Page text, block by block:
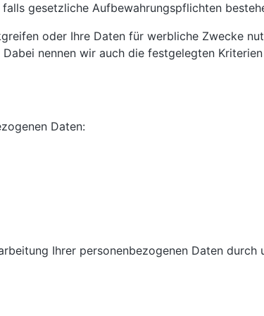
gesetzliche Aufbewahrungspflichten
oder Ihre Daten für werbliche Zwecke
nennen wir auch die festgelegten
Daten:
Ihrer personenbezogenen Daten durch